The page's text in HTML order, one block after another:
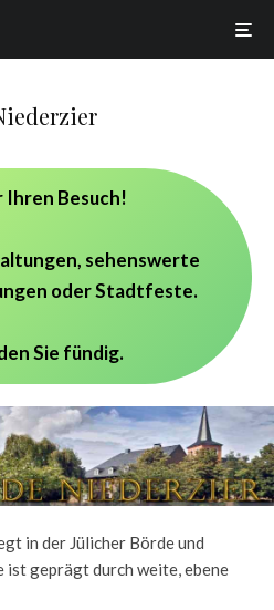
Ihren Besuch!
sehenswerte
oder Stadtfeste.
Sie fündig.
in der Jülicher Börde und
ist geprägt durch weite, ebene